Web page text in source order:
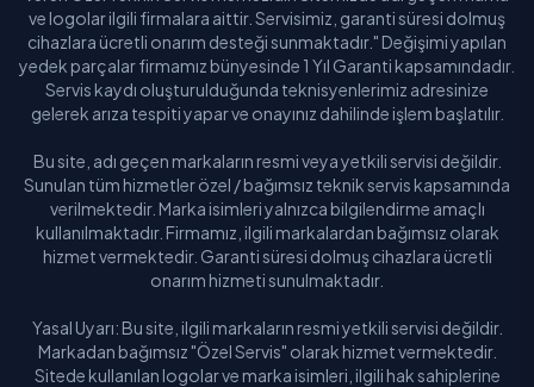
ve logolar ilgili firmalara aittir. Servisimiz, garanti süresi dolmuş
cihazlara ücretli onarım desteği sunmaktadır." Değişimi yapılan
yedek parçalar firmamız bünyesinde 1 Yıl Garanti kapsamındadır.
Servis kaydı oluşturulduğunda teknisyenlerimiz adresinize
gelerek arıza tespiti yapar ve onayınız dahilinde işlem başlatılır.
Bu site, adı geçen markaların resmi veya yetkili servisi değildir.
Sunulan tüm hizmetler özel / bağımsız teknik servis kapsamında
verilmektedir. Marka isimleri yalnızca bilgilendirme amaçlı
kullanılmaktadır. Firmamız, ilgili markalardan bağımsız olarak
hizmet vermektedir. Garanti süresi dolmuş cihazlara ücretli
onarım hizmeti sunulmaktadır.
Yasal Uyarı: Bu site, ilgili markaların resmi yetkili servisi değildir.
Markadan bağımsız "Özel Servis" olarak hizmet vermektedir.
Sitede kullanılan logolar ve marka isimleri, ilgili hak sahiplerine